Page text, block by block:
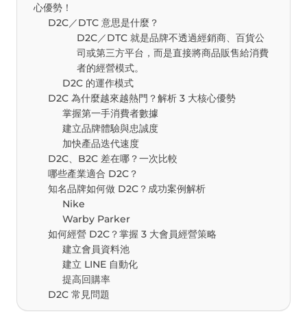
心優勢！
D2C／DTC 意思是什麼？
D2C／DTC 就是品牌不透過經銷商、百貨公
司或第三方平台，而是直接將商品販售給消費
者的經營模式。
D2C 的運作模式
D2C 為什麼越來越熱門？解析 3 大核心優勢
掌握第一手消費者數據
建立品牌體驗與忠誠度
加快產品迭代速度
D2C、B2C 差在哪？一次比較
哪些產業適合 D2C？
知名品牌如何做 D2C？成功案例解析
Nike
Warby Parker
如何經營 D2C？掌握 3 大會員經營策略
建立會員資料池
建立 LINE 自動化
提高回購率
D2C 常見問題